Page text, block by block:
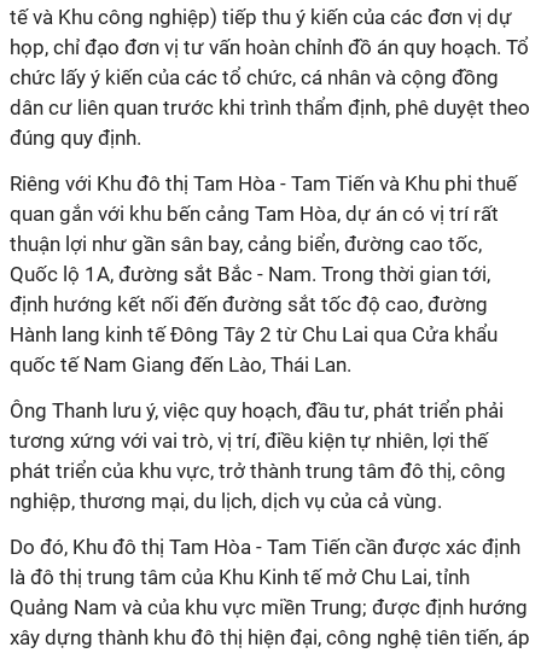
tế và Khu công nghiệp) tiếp thu ý kiến của các đơn vị dự
họp, chỉ đạo đơn vị tư vấn hoàn chỉnh đồ án quy hoạch. Tổ
chức lấy ý kiến của các tổ chức, cá nhân và cộng đồng
dân cư liên quan trước khi trình thẩm định, phê duyệt theo
đúng quy định.
Riêng với Khu đô thị Tam Hòa - Tam Tiến và Khu phi thuế
quan gắn với khu bến cảng Tam Hòa, dự án có vị trí rất
thuận lợi như gần sân bay, cảng biển, đường cao tốc,
Quốc lộ 1A, đường sắt Bắc - Nam. Trong thời gian tới,
định hướng kết nối đến đường sắt tốc độ cao, đường
Hành lang kinh tế Đông Tây 2 từ Chu Lai qua Cửa khẩu
quốc tế Nam Giang đến Lào, Thái Lan.
Ông Thanh lưu ý, việc quy hoạch, đầu tư, phát triển phải
tương xứng với vai trò, vị trí, điều kiện tự nhiên, lợi thế
phát triển của khu vực, trở thành trung tâm đô thị, công
nghiệp, thương mại, du lịch, dịch vụ của cả vùng.
Do đó, Khu đô thị Tam Hòa - Tam Tiến cần được xác định
là đô thị trung tâm của Khu Kinh tế mở Chu Lai, tỉnh
Quảng Nam và của khu vực miền Trung; được định hướng
xây dựng thành khu đô thị hiện đại, công nghệ tiên tiến, áp